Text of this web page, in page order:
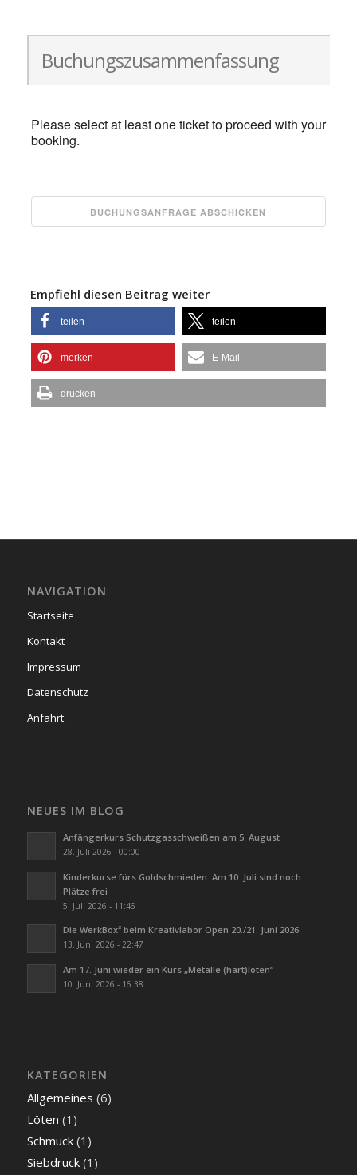
Buchungszusammenfassung
Please select at least one ticket to proceed with your
booking.
Empfiehl diesen Beitrag weiter
teilen teilen
merken E-Mail
drucken
NAVIGATION
Startseite
Kontakt
Impressum
Datenschutz
Anfahrt
NEUES IM BLOG
Anfängerkurs Schutzgasschweißen am 5. August
28. Juli 2026 - 00:00
Kinderkurse fürs Goldschmieden: Am 10. Juli sind noch
Plätze frei
5. Juli 2026 - 11:46
Die WerkBox³ beim Kreativlabor Open 20./21. Juni 2026
13. Juni 2026 - 22:47
Am 17. Juni wieder ein Kurs „Metalle (hart)löten“
10. Juni 2026 - 16:38
KATEGORIEN
Allgemeines (6)
Löten (1)
Schmuck(1)
Siebdruck(1)